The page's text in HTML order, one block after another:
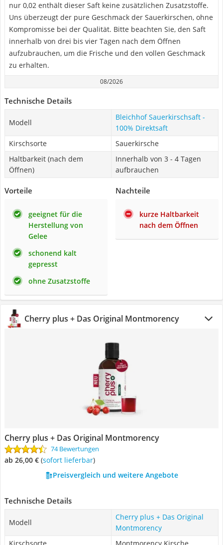
nur 0,02 enthält dieser Saft keine zusätzlichen Zusatzstoffe.
Uns überzeugt der pure Geschmack der Sauerkirschen, ohne
Kompromisse bei der Qualität. Bitte beachten Sie, den Saft
innerhalb von drei bis vier Tagen nach dem Öffnen
aufzubrauchen, um die Frische und den vollen Geschmack
zu erhalten.
08/2026
Technische Details
Modell
Bleichhof Sauerkirschsaft -
100% Direktsaft
Kirschsorte
Sauerkirsche
Haltbarkeit (nach dem
Öffnen)
Innerhalb von 3 - 4 Tagen
aufbrauchen
Vorteile
geeignet für die
Herstellung von
Gelee
schonend kalt
gepresst
ohne Zusatzstoffe
Nachteile
kurze Haltbarkeit
nach dem Öffnen
Cherry plus + Das Original Montmorency
Cherry plus + Das Original Montmorency
74 Bewertungen
ab 26,00 € ( Sofort lieferbar)
Preisvergleich und weitere Angebote
Technische Details
Modell
Cherry plus + Das Original
Montmorency